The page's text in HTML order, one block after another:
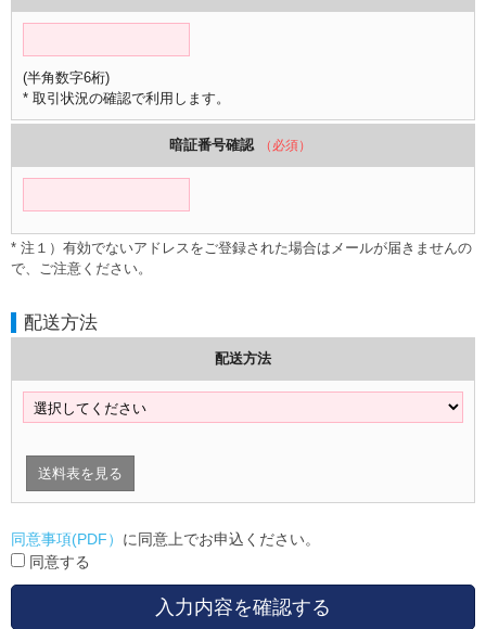
(半角数字6桁)
* 取引状況の確認で利用します。
暗証番号確認 （必須）
* 注１）有効でないアドレスをご登録された場合はメールが届きませんの
で、ご注意ください。
配送方法
配送方法
送料表を見る
同意事項(PDF） に同意上でお申込ください。
同意する
入力内容を確認する